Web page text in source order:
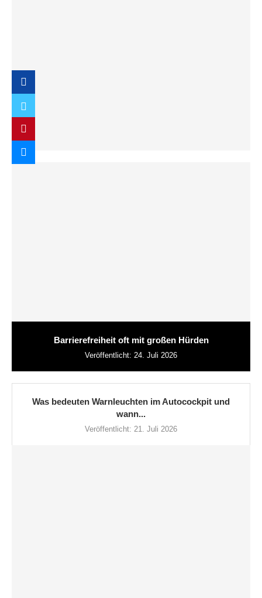
Barrierefreiheit oft mit großen Hürden
Veröffentlicht: 24. Juli 2026
Was bedeuten Warnleuchten im Autocockpit und
wann...
Veröffentlicht: 21. Juli 2026